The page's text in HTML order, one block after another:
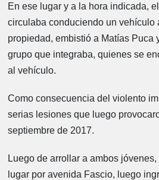
En ese lugar y a la hora indicada,
circulaba conduciendo un vehículo
propiedad, embistió a Matías Puca
grupo que integraba, quienes se
al vehículo.
Como consecuencia del violento
serias lesiones que luego
septiembre de 2017.
Luego de arrollar a ambos
lugar por avenida Fascio, luego